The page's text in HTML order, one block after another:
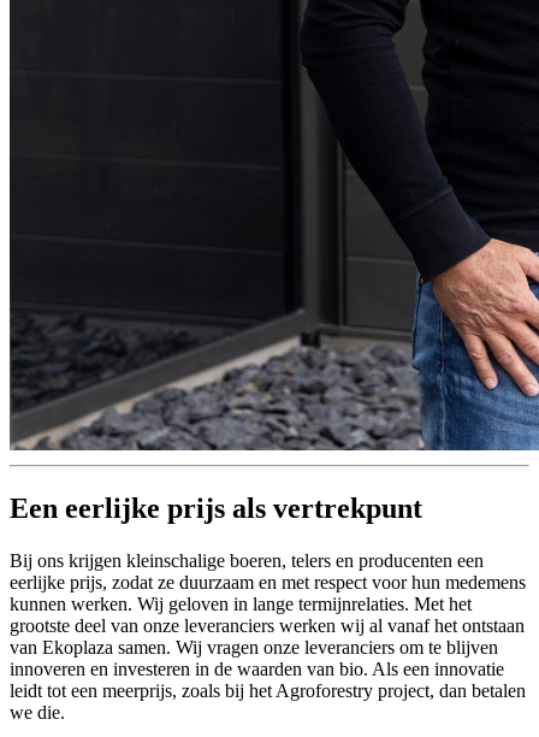
Een eerlijke prijs als vertrekpunt
Bij ons krijgen kleinschalige boeren, telers en producenten een
eerlijke prijs, zodat ze duurzaam en met respect voor hun medemens
kunnen werken. Wij geloven in lange termijnrelaties. Met het
grootste deel van onze leveranciers werken wij al vanaf het ontstaan
van Ekoplaza samen. Wij vragen onze leveranciers om te blijven
innoveren en investeren in de waarden van bio. Als een innovatie
leidt tot een meerprijs, zoals bij het Agroforestry project, dan betalen
we die.